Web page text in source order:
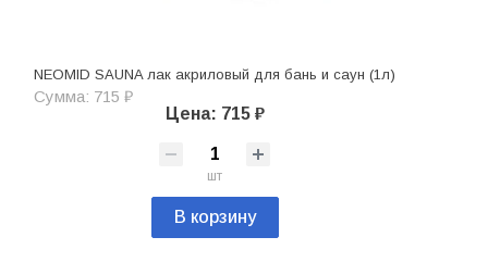
NEOMID SAUNA лак акриловый для бань и саун (1л)
Сумма: 715 ₽
Цена: 715 ₽
шт
В корзину